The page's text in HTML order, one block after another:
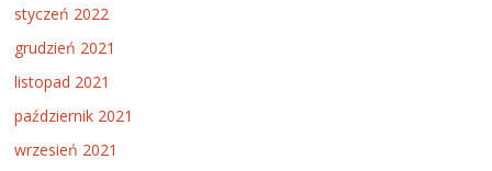
styczeń 2022
grudzień 2021
listopad 2021
październik 2021
wrzesień 2021